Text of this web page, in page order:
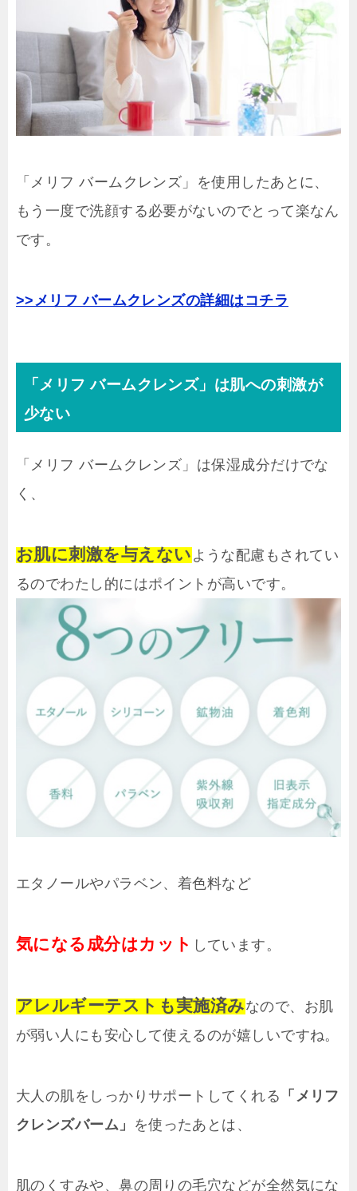
「メリフ バームクレンズ」を使用したあとに、
もう一度で洗顔する必要がないのでとって楽なん
です。
>>メリフ バームクレンズの詳細はコチラ
「メリフ バームクレンズ」は肌への刺激が
少ない
「メリフ バームクレンズ」は保湿成分だけでな
く、
お肌に刺激を与えない ような配慮もされてい
るのでわたし的にはポイントが高いです。
エタノールやパラベン、着色料など
気になる成分はカット しています。
アレルギーテストも実施済みなので、お肌
が弱い人にも安心して使えるのが嬉しいですね。
大人の肌をしっかりサポートしてくれる 「メリフ
クレンズバーム」
を使ったあとは、
肌のくすみや、鼻の周りの毛穴などが全然気にな